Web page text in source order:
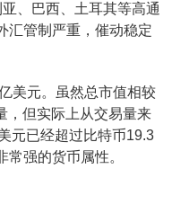
、巴西、土耳其等高通
汇管制严重，催动稳定
美元。虽然总市值相较
，但实际上从交易量来
元已经超过比特币19.3
强的货币属性。